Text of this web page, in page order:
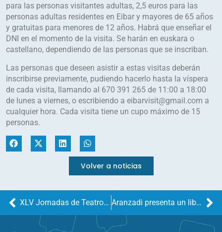
para las personas visitantes adultas, 2,5 euros para las
personas adultas residentes en Eibar y mayores de 65 años
y gratuitas para menores de 12 años. Habrá que enseñar el
DNI en el momento de la visita. Se harán en euskara o
castellano, dependiendo de las personas que se inscriban.
Las personas que deseen asistir a estas visitas deberán
inscribirse previamente, pudiendo hacerlo hasta la víspera
de cada visita, llamando al 670 391 265 de 11:00 a 18:00
de lunes a viernes, o escribiendo a eibarvisit@gmail.com a
cualquier hora. Cada visita tiene un cupo máximo de 15
personas.
Volver a noticias
XLV Jornadas de Teatro de Eibar Aranzadi presenta un libro sobre la Ruta de los Dólmenes